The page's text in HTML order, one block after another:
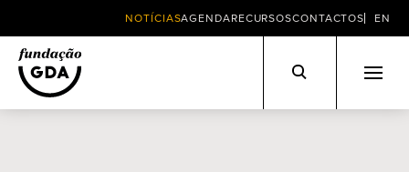
NOTÍCIASAGENDARECURSOSCONTACTOS EN